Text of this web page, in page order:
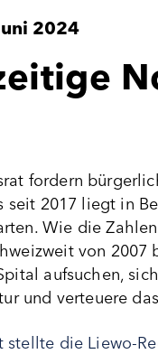
2024
fordern
seit 2017 liegt in
Wie die
von 2007
aufsuchen,
und verteuere
stellte die Liewo-